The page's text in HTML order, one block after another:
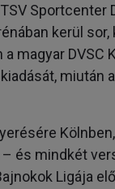
Sportcenter
kerül
magyar DVSC
miután
és mindkét
Ligája